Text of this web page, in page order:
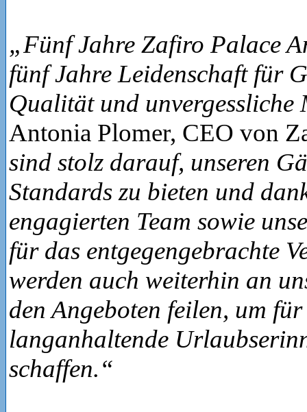
„Fünf Jahre Zafiro Palace
fünf Jahre Leidenschaft für
Qualität und unvergessliche
Antonia Plomer, CEO von
sind stolz darauf, unseren
Standards zu bieten und
engagierten Team sowie
für das entgegengebrachte
werden auch weiterhin an
den Angeboten feilen, um für
langanhaltende
schaffen.“